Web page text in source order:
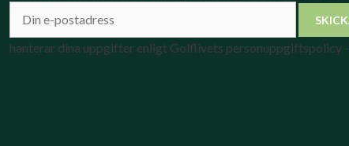
hanterar dina uppgifter enligt Golflivets personuppgiftspolicy -